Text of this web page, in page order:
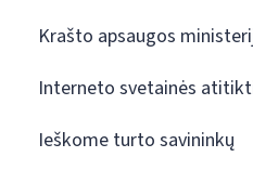
Krašto apsaugos
Interneto svetainės
Ieškome turto savininkų